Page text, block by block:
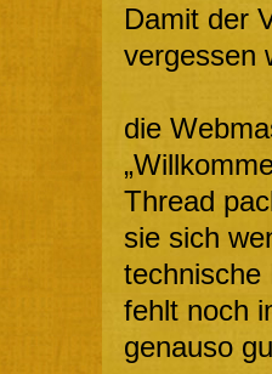
Damit der
vergessen
die
Thread
sie sich
technische
fehlt noch
genauso